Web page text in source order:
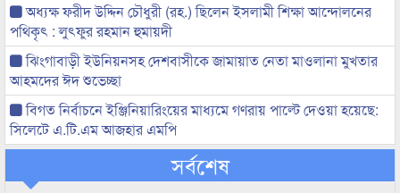
অধ্যক্ষ ফরীদ উদ্দিন চৌধুরী (রহ.) ছিলেন ইসলামী শিক্ষা আন্দোলনের
পথিকৃৎ : লুৎফুর রহমান হুমায়দী
ঝিংগাবাড়ী ইউনিয়নসহ দেশবাসীকে জামায়াত নেতা মাওলানা মুখতার
আহমদের ঈদ শুভেচ্ছা
বিগত নির্বাচনে ইঞ্জিনিয়ারিংয়ের মাধ্যমে গণরায় পাল্টে দেওয়া হয়েছে:
সিলেটে এ.টি.এম আজহার এমপি
সর্বশেষ